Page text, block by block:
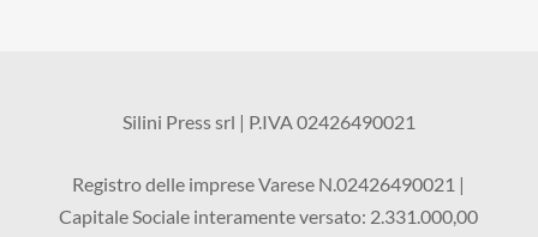
Silini Press srl | P.IVA02426490021
Registro delle impreseVarese N.02426490021 |
Capitale Sociale interamente versato: 2.331.000,00